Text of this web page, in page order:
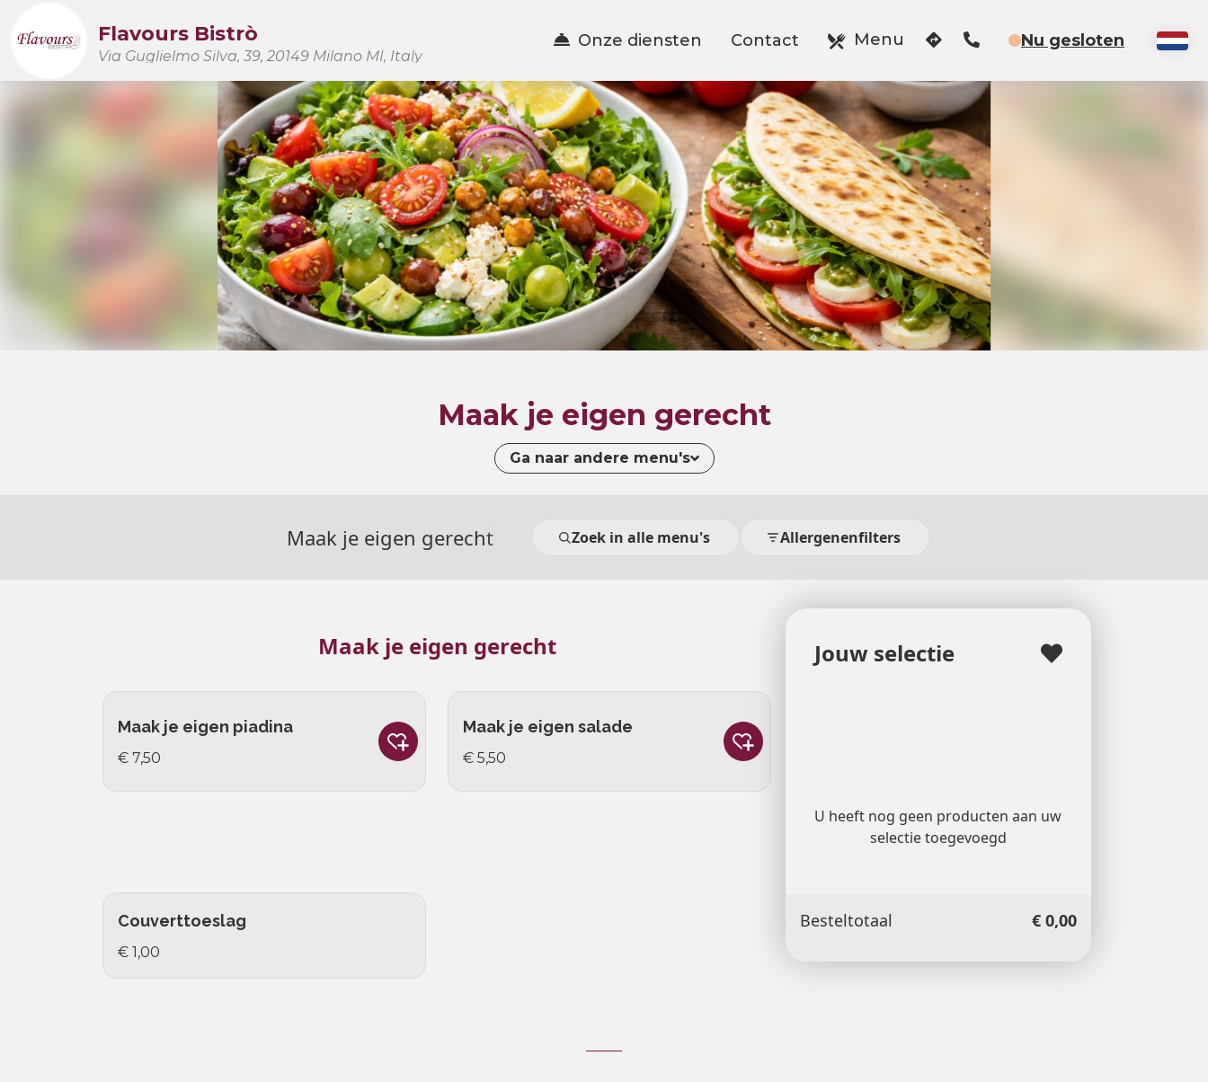
Flavours Bistrò
Via Guglielmo Silva, 39, 20149 Milano MI, Italy
Onze diensten Contact Menu Nu gesloten
Maak je eigen gerecht
Ga naar andere menu's
Maak je eigen gerecht Zoek in alle menu's Allergenenfilters
Maak je eigen gerecht
Maak je eigen piadina
€ 7,50
Maak je eigen salade
€ 5,50
Couverttoeslag
€ 1,00
Jouw selectie
U heeft nog geen producten aan uw
selectie toegevoegd
Besteltotaal € 0,00